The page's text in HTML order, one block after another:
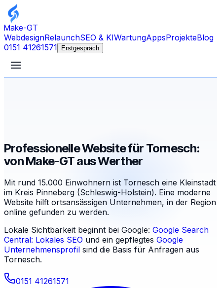
Make-GT
WebdesignRelaunchSEO & KIWartungAppsProjekteBlog
0151 41261571
Erstgespräch
Professionelle Website für Tornesch:
von Make-GT aus Werther
Mit rund 15.000 Einwohnern ist Tornesch eine Kleinstadt
im Kreis Pinneberg (Schleswig-Holstein). Eine moderne
Website hilft ortsansässigen Unternehmen, in der Region
online gefunden zu werden.
Lokale Sichtbarkeit beginnt bei Google: Google Search
Central: Lokales SEO und ein gepflegtes Google
Unternehmensprofil sind die Basis für Anfragen aus
Tornesch.
0151 41261571